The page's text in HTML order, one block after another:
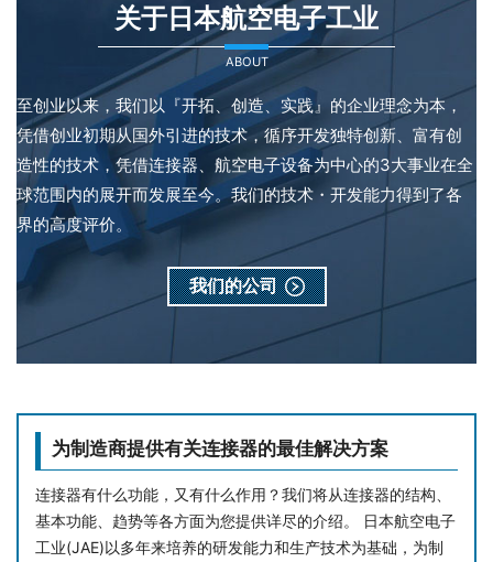
关于日本航空电子工业
ABOUT
至创业以来，我们以『开拓、创造、实践』的企业理念为本，
凭借创业初期从国外引进的技术，循序开发独特创新、富有创
造性的技术，凭借连接器、航空电子设备为中心的3大事业在全
球范围内的展开而发展至今。我们的技术・开发能力得到了各
界的高度评价。
我们的公司
为制造商提供有关连接器的最佳解决方案
连接器有什么功能，又有什么作用？我们将从连接器的结构、
基本功能、趋势等各方面为您提供详尽的介绍。 日本航空电子
工业(JAE)以多年来培养的研发能力和生产技术为基础，为制